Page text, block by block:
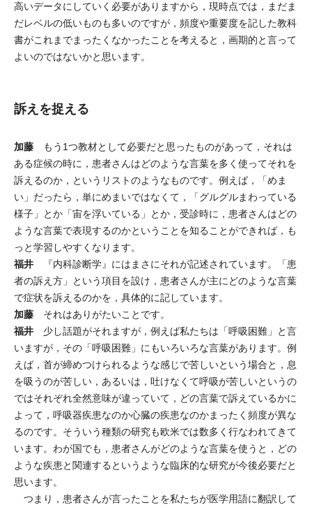
高いデータにしていく必要がありますから，現時点では，まだま
だレベルの低いものも多いのですが，頻度や重要度を記した教科
書がこれまでまったくなかったことを考えると，画期的と言って
よいのではないかと思います。
訴えを捉える
加藤 もう1つ教材として必要だと思ったものがあって，それは
ある症候の時に，患者さんはどのような言葉を多く使ってそれを
訴えるのか，というリストのようなものです。例えば，「めま
い」だったら，単にめまいではなくて，「グルグルまわっている
様子」とか「宙を浮いている」とか，受診時に，患者さんはどの
ような言葉で表現するのかということを知ることができれば，も
っと学習しやすくなります。
福井 『内科診断学』にはまさにそれが記述されています。「患
者の訴え方」という項目を設け，患者さんが主にどのような言葉
で症状を訴えるのかを，具体的に記しています。
加藤 それはありがたいことです。
福井 少し話題がそれますが，例えば私たちは「呼吸困難」と言
いますが，その「呼吸困難」にもいろいろな言葉があります。例
えば，首が締めつけられるような感じで苦しいという場合と，息
を吸うのが苦しい，あるいは，吐けなくて呼吸が苦しいというの
ではそれぞれ全然意味が違っていて，どの言葉で訴えているかに
よって，呼吸器疾患なのか心臓の疾患なのかまったく頻度が異な
るのです。そういう種類の研究も欧米では数多く行なわれてきて
います。わが国でも，患者さんがどのような言葉を使うと，どの
ような疾患と関連するというような臨床的な研究が今後必要だと
思います。
つまり，患者さんが言ったことを私たちが医学用語に翻訳して